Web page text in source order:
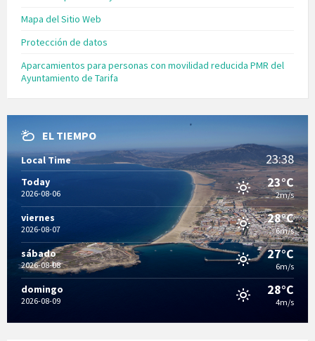
Mapa del Sitio Web
Protección de datos
Aparcamientos para personas con movilidad reducida PMR del
Ayuntamiento de Tarifa
EL TIEMPO
Local Time 23:38
Today
2026-08-06
23°C
2m/s
viernes
2026-08-07
28°C
6m/s
sábado
2026-08-08
27°C
6m/s
domingo
2026-08-09
28°C
4m/s